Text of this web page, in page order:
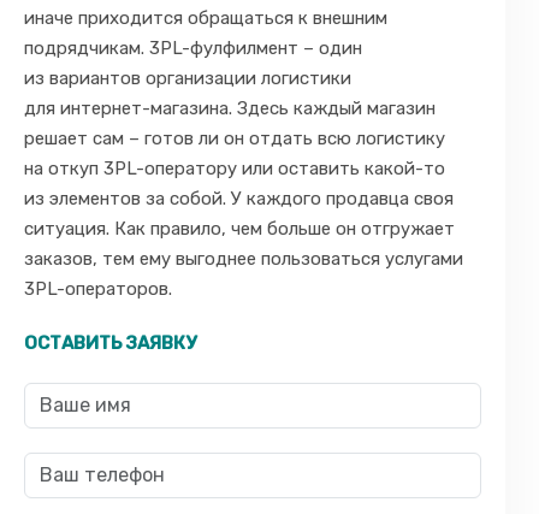
иначе приходится обращаться к внешним
подрядчикам. 3PL-фулфилмент – один
из вариантов организации логистики
для интернет-магазина. Здесь каждый магазин
решает сам – готов ли он отдать всю логистику
на откуп 3PL-оператору или оставить какой-то
из элементов за собой. У каждого продавца своя
ситуация. Как правило, чем больше он отгружает
заказов, тем ему выгоднее пользоваться услугами
3PL-операторов.
ОСТАВИТЬ ЗАЯВКУ